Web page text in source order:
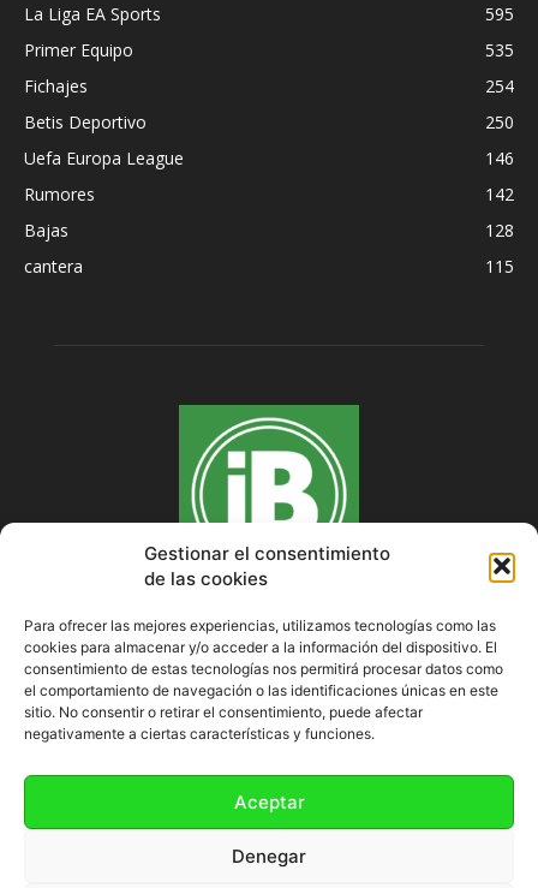
Gestionar el consentimiento
de las cookies
Para ofrecer las mejores experiencias, utilizamos tecnologías como las
cookies para almacenar y/o acceder a la información del dispositivo. El
consentimiento de estas tecnologías nos permitirá procesar datos como
el comportamiento de navegación o las identificaciones únicas en este
sitio. No consentir o retirar el consentimiento, puede afectar
negativamente a ciertas características y funciones.
Aceptar
Denegar
La Liga EA Sports
595
Primer Equipo
535
Fichajes
254
Betis Deportivo
250
Uefa Europa League
146
Rumores
142
Bajas
128
cantera
115
SOBRE NOSOTROS